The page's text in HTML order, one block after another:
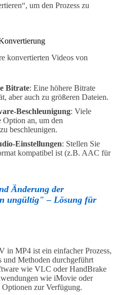
um den Prozess zu
konvertierten Videos von
Bitrate: Eine höhere Bitrate
aber auch zu größeren Dateien.
Beschleunigung: Viele
Option an, um den
beschleunigen.
Einstellungen: Stellen Sie
kompatibel ist (z.B. AAC für
Änderung der
ungültig" – Lösung für
MP4 ist ein einfacher Prozess,
und Methoden durchgeführt
wie VLC oder HandBrake
wie iMovie oder
zur Verfügung.